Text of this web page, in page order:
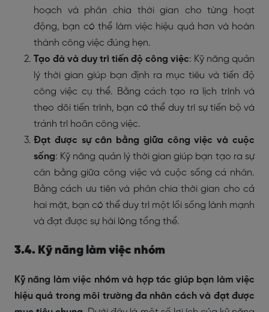
hoạch và phân chia thời gian cho từng hoạt
động, bạn có thể làm việc hiệu quả hơn và hoàn
thành công việc đúng hẹn.
Tạo đà và duy trì tiến độ công việc: Kỹ năng quản
lý thời gian giúp bạn định ra mục tiêu và tiến độ
công việc cụ thể. Bằng cách tạo ra lịch trình và
theo dõi tiến trình, bạn có thể duy trì sự tiến bộ và
tránh trì hoãn công việc.
Đạt được sự cân bằng giữa công việc và cuộc
sống: Kỹ năng quản lý thời gian giúp bạn tạo ra sự
cân bằng giữa công việc và cuộc sống cá nhân.
Bằng cách ưu tiên và phân chia thời gian cho cả
hai mặt, bạn có thể duy trì một lối sống lành mạnh
và đạt được sự hài lòng tổng thể.
3.4. Kỹ năng làm việc nhóm
Kỹ năng làm việc nhóm và hợp tác giúp bạn làm việc
hiệu quả trong môi trường đa nhân cách và đạt được